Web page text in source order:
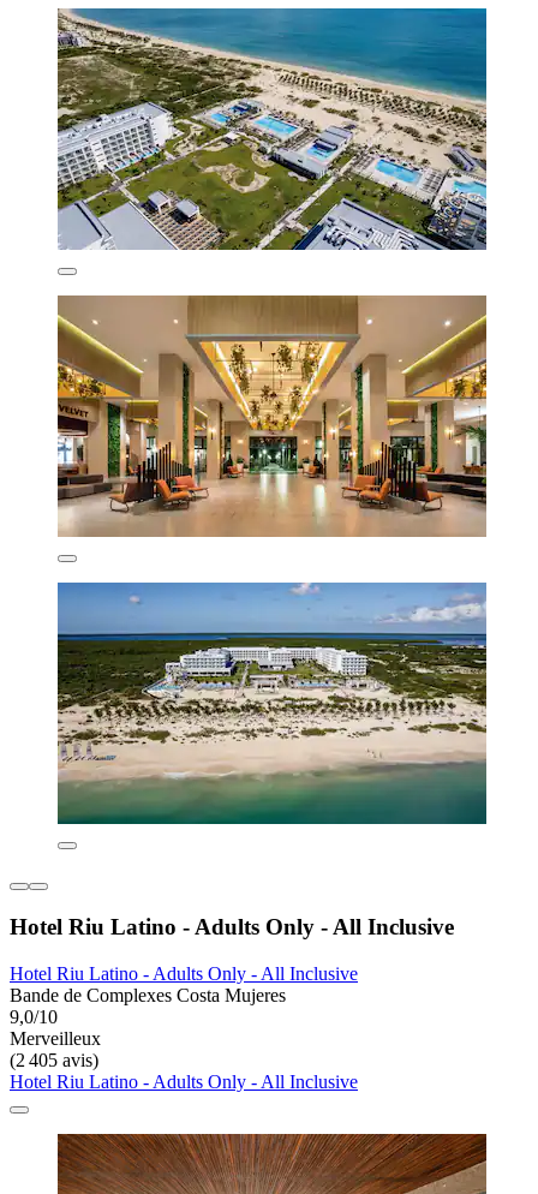
Hotel Riu Latino - Adults Only - All Inclusive
Hotel Riu Latino - Adults Only - All Inclusive
Bande de Complexes Costa Mujeres
9,0/10
Merveilleux
(2 405 avis)
Hotel Riu Latino - Adults Only - All Inclusive